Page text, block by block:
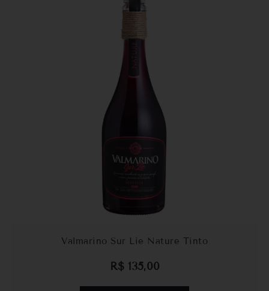
Valmarino Sur Lie Nature Tinto
R$135,00